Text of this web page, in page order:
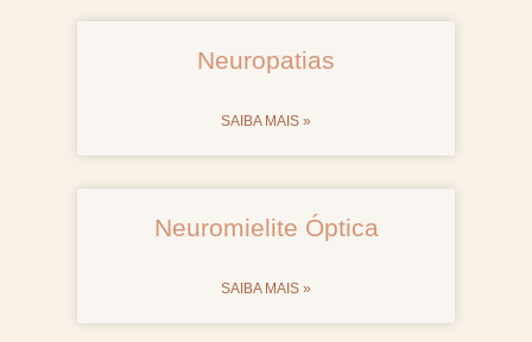
Neuropatias
SAIBA MAIS »
Neuromielite Óptica
SAIBA MAIS »